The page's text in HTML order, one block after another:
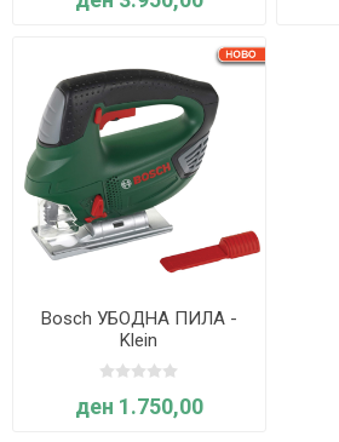
Bosch УБОДНА ПИЛА -
Klein
ден 1.750,00